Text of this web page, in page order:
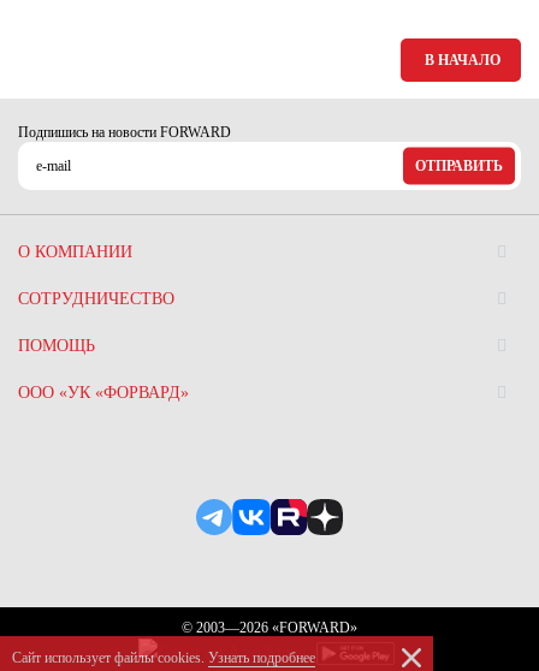
В НАЧАЛО
Подпишись на новости FORWARD
ОТПРАВИТЬ
О КОМПАНИИ
СОТРУДНИЧЕСТВО
ПОМОЩЬ
ООО «УК «ФОРВАРД»
© 2003—2026 «FORWARD»
Сайт использует файлы сookies. Узнать подробнее